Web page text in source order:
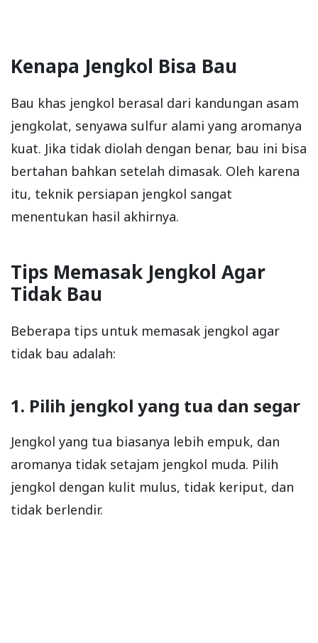
Kenapa Jengkol Bisa Bau
Bau khas jengkol berasal dari kandungan asam
jengkolat, senyawa sulfur alami yang aromanya
kuat. Jika tidak diolah dengan benar, bau ini bisa
bertahan bahkan setelah dimasak. Oleh karena
itu, teknik persiapan jengkol sangat
menentukan hasil akhirnya.
Tips Memasak Jengkol Agar
Tidak Bau
Beberapa tips untuk memasak jengkol agar
tidak bau adalah:
1. Pilih jengkol yang tua dan segar
Jengkol yang tua biasanya lebih empuk, dan
aromanya tidak setajam jengkol muda. Pilih
jengkol dengan kulit mulus, tidak keriput, dan
tidak berlendir.